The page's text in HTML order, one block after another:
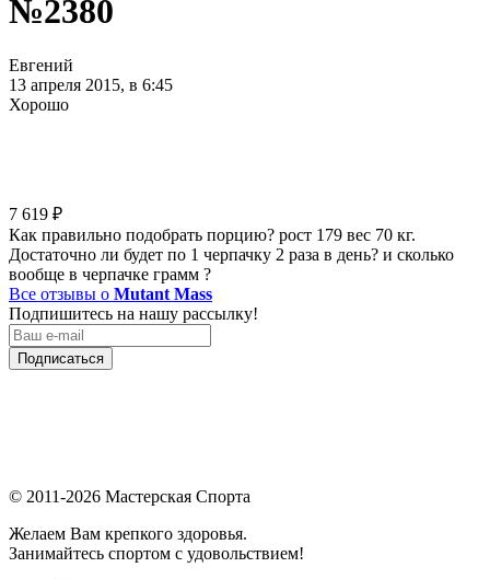
№2380
Евгений
13 апреля 2015, в 6:45
Хорошо
7 619 ₽
Как правильно подобрать порцию? рост 179 вес 70 кг.
Достаточно ли будет по 1 черпачку 2 раза в день? и сколько
вообще в черпачке грамм ?
Все отзывы о Mutant Mass
Подпишитесь на нашу рассылку!
Подписаться
© 2011-2026 Мастерская Спорта
Желаем Вам крепкого здоровья.
Занимайтесь спортом с удовольствием!